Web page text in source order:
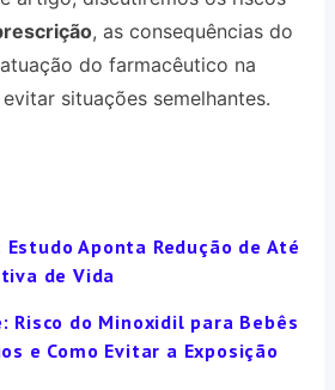
, as consequências do
do farmacêutico na
situações semelhantes.
Aponta Redução de Até
de Vida
do Minoxidil para Bebês
e Como Evitar a Exposição